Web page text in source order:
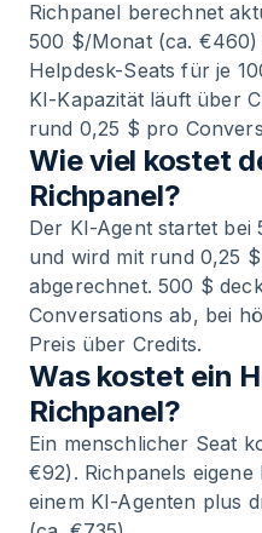
Richpanel berechnet
500 $/Monat (ca. €460)
Helpdesk-Seats für je
KI-Kapazität läuft über
rund 0,25 $ pro
Wie viel kostet
Richpanel?
Der KI-Agent startet
und wird mit rund 0,25
abgerechnet. 500 $
Conversations ab, bei
Preis über Credits.
Was kostet ein
Richpanel?
Ein menschlicher Seat
€92). Richpanels
einem KI-Agenten plus